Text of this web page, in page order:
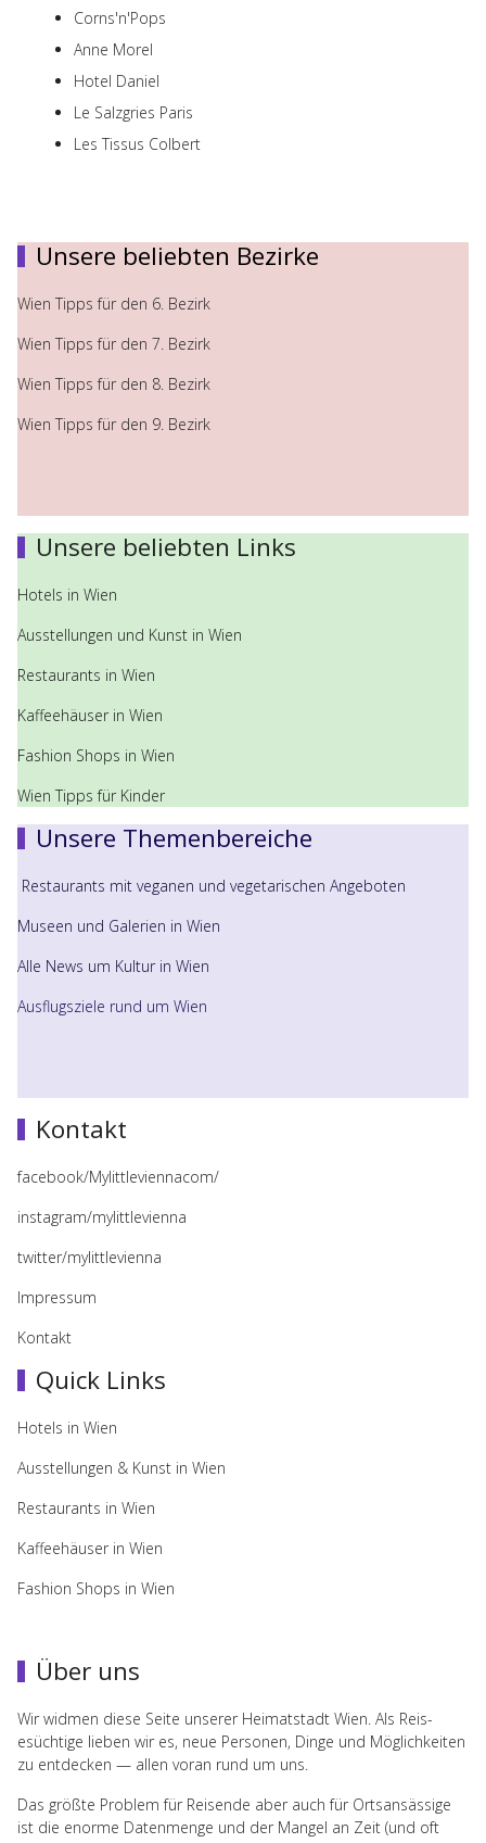
Corns'n'Pops
Anne Morel
Hotel Daniel
Le Salzgries Paris
Les Tissus Colbert
Unsere beliebten Bezirke
Wien Tipps für den 6. Bezirk
Wien Tipps für den 7. Bezirk
Wien Tipps für den 8. Bezirk
Wien Tipps für den 9. Bezirk
Unsere beliebten Links
Hotels in Wien
Ausstellungen und Kunst in Wien
Restaurants in Wien
Kaffeehäuser in Wien
Fashion Shops in Wien
Wien Tipps für Kinder
Unsere Themenbereiche
Restaurants mit veganen und vegetarischen Angeboten
Museen und Galerien in Wien
Alle News um Kultur in Wien
Ausflugsziele rund um Wien
Kontakt
facebook/Mylittleviennacom/
instagram/mylittlevienna
twitter/mylittlevienna
Impressum
Kontakt
Quick Links
Hotels in Wien
Ausstellungen & Kunst in Wien
Restaurants in Wien
Kaffeehäuser in Wien
Fashion Shops in Wien
Über uns
Wir wid­men diese Seite unserer Heimat­stadt Wien. Als Reis­
esüchtige lieben wir es, neue Per­so­nen, Dinge und Möglichkeiten
zu ent­decken — allen voran rund um uns.
Das größte Prob­lem für Reisende aber auch für Ort­san­säs­sige
ist die enorme Daten­menge und der Man­gel an Zeit (und oft